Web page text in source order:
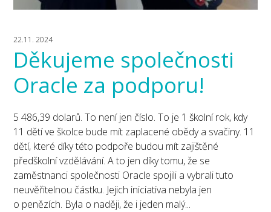
22.11. 2024
Děkujeme společnosti
Oracle za podporu!
5 486,39 dolarů. To není jen číslo. To je 1 školní rok, kdy
11 dětí ve školce bude mít zaplacené obědy a svačiny. 11
dětí, které díky této podpoře budou mít zajištěné
předškolní vzdělávání. A to jen díky tomu, že se
zaměstnanci společnosti Oracle spojili a vybrali tuto
neuvěřitelnou částku. Jejich iniciativa nebyla jen
o penězích. Byla o naději, že i jeden malý...